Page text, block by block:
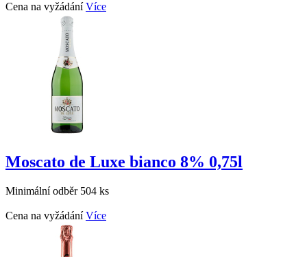
Cena na vyžádáníVíce
Moscato de Luxe bianco 8% 0,75l
Minimální odběr 504 ks
Cena na vyžádáníVíce